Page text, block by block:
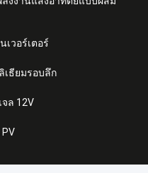
เวอร์เตอร์
เธียมรอบลึก
จล 12V